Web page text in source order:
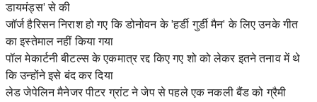
डायमंड्स' से की
जॉर्ज हैरिसन निराश हो गए कि डोनोवन के 'हर्डी गुर्डी मैन' के लिए उनके गीत
का इस्तेमाल नहीं किया गया
पॉल मेकार्टनी बीटल्स के एकमात्र रद्द किए गए शो को लेकर इतने तनाव में थे
कि उन्होंने इसे बंद कर दिया
लेड जेपेलिन मैनेजर पीटर ग्रांट ने जेप से पहले एक नकली बैंड को ग्रैमी